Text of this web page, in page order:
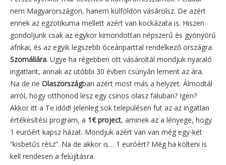
nem Magyarországon, hanem külföldön vásárolsz. De azért
ennek az egzotikuma mellett azért van kockázata is. Hiszen
gondoljunk csak az egykor kimondottan népszerű és gyönyörű
afrikai, és az egyik legszebb óceánparttal rendelkező országra:
Szomáliára. Ugye ha régebben ott vásároltál mondjuk nyaraló
ingatlant, annak az utóbbi 30 évben csúnyán lement az ára.
Na de ne Olaszországban azért most más a helyzet. Álmodtál
arról, hogy otthonod lesz egy csinos olasz faluban? Igen?
Akkor itt a Te időd! Jelenleg sok településen fut az az ingatlan
értékesítési program, a 1€ project, aminek az a lényege, hogy
1 euróért kapsz házat. Mondjuk azért van van még egy-két
“kisbetűs rész”. Na de akkor is… 1 euróért? Még ha költeni is
kell rendesen a felújításra.